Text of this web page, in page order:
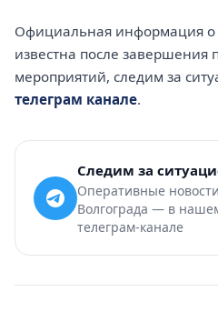
Официальная информация о
известна после завершения
мероприятий, следим за
телеграм канале.
Следим за
Оперативные новости
Волгограда — в
телеграм-канале